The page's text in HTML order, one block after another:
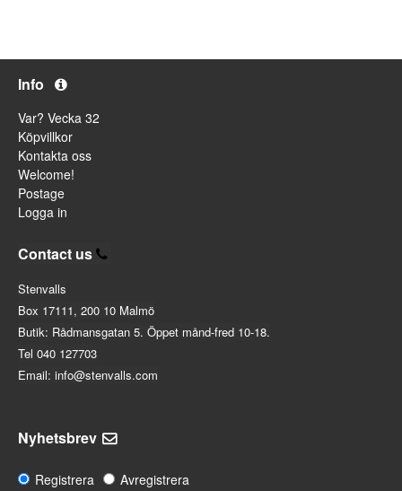
Info
Var? Vecka 32
Köpvillkor
Kontakta oss
Welcome!
Postage
Logga in
Contact us
Stenvalls
Box 17111, 200 10 Malmö
Butik: Rådmansgatan 5. Öppet månd-fred 10-18.
Tel 040 127703
Email: info@stenvalls.com
Nyhetsbrev
Registrera Avregistrera